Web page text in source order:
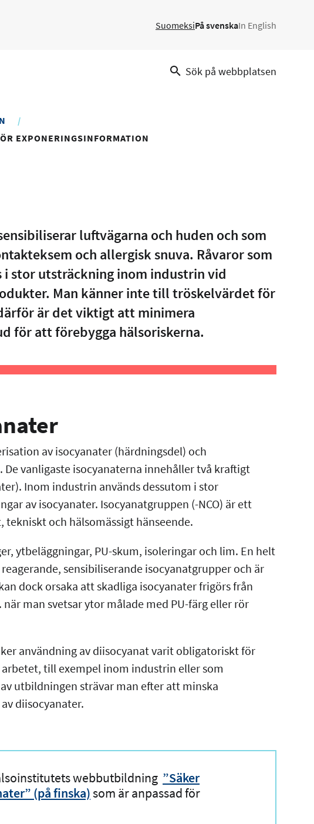
SuomeksiPå svenskaIn English
Sök på webbplatsen
EXPONERINGSINFORMATION
luftvägarna och huden och som
och allergisk snuva. Råvaror som
stor utsträckning inom industrin vid
Man känner inte till tröskelvärdet för
är det viktigt att minimera
för att förebygga hälsoriskerna.
av isocyanater (härdningsdel) och
vanligaste isocyanaterna innehåller två kraftigt
Inom industrin används dessutom i stor
av isocyanater. Isocyanatgruppen (-NCO) är ett
och hälsomässigt hänseende.
ytbeläggningar, PU-skum, isoleringar och lim. En helt
sensibiliserande isocyanatgrupper och är
dock orsaka att skadliga isocyanater frigörs från
man svetsar ytor målade med PU-färg eller rör
användning av diisocyanat varit obligatoriskt för
till exempel inom industrin eller som
utbildningen strävar man efter att minska
diisocyanater.
webbutbildning ”Säker
(på finska)som är anpassad för